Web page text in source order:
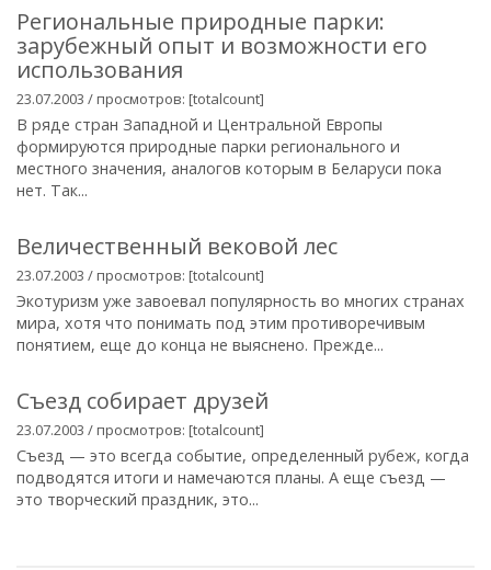
Региональные природные парки:
зарубежный опыт и возможности его
использования
23.07.2003 / просмотров: [totalcount]
В ряде стран Западной и Центральной Европы
формируются природные парки регионального и
местного значения, аналогов которым в Беларуси пока
нет. Так...
Величественный вековой лес
23.07.2003 / просмотров: [totalcount]
Экотуризм уже завоевал популярность во многих странах
мира, хотя что понимать под этим противоречивым
понятием, еще до конца не выяснено. Прежде...
Съезд собирает друзей
23.07.2003 / просмотров: [totalcount]
Съезд — это всегда событие, определенный рубеж, когда
подводятся итоги и намечаются планы. А еще съезд —
это творческий праздник, это...